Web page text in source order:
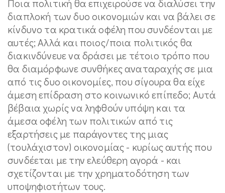
Ποια πολιτική θα επιχειρούσε να διαλύσει την
διαπλοκή των δυο οικονομιών και να βάλει σε
κίνδυνο τα κρατικά οφέλη που συνδέονται με
αυτές; Αλλά και ποιος/ποια πολιτικός θα
διακινδύνευε να δράσει με τέτοιο τρόπο που
θα διαμόρφωνε συνθήκες αναταραχής σε μια
από τις δυο οικονομίες, που σίγουρα θα είχε
άμεση επίδραση στο κοινωνικό επίπεδο; Αυτά
βέβαια χωρίς να ληφθούν υπόψη και τα
άμεσα οφέλη των πολιτικών από τις
εξαρτήσεις με παράγοντες της μιας
(τουλάχιστον) οικονομίας - κυρίως αυτής που
συνδέεται με την ελεύθερη αγορά - και
σχετίζονται με την χρηματοδότηση των
υποψηφιοτήτων τους.